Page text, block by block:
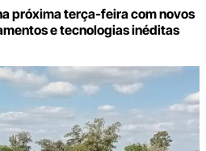
próxima terça-feira com novos
e tecnologias inéditas